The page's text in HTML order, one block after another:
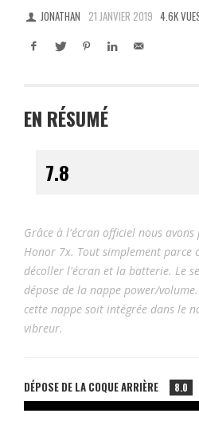
JONATHAN 21 JANVIER 2019 4.6K
EN RÉSUMÉ
Grâce à l'écran officiel nous
Honor 7x. Tout simplement parce
décoller l'écran et la batterie. Le
dépose de la nappe power/
cette nappe soit intégrée dans le
vibreur.
DÉPOSE DE LA COQUE ARRIÈRE 8.0